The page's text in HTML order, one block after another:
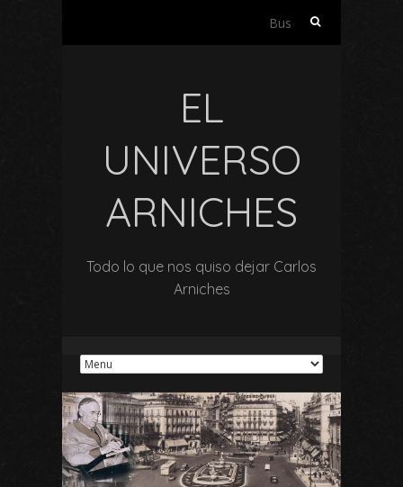
Buscar:
EL
UNIVERSO
ARNICHES
Todo lo que nos quiso dejar Carlos
Arniches